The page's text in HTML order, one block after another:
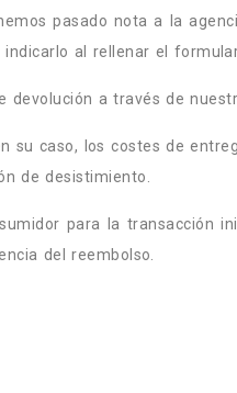
pasado nota a la
al rellenar el
a través de
caso, los costes de
de desistimiento.
para la transacción
del reembolso.